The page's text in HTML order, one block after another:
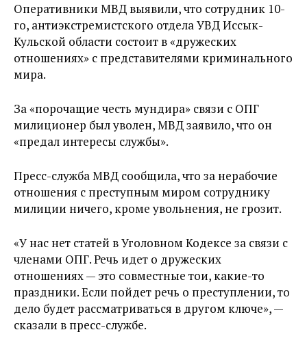
Оперативники МВД выявили, что сотрудник 10-
го, антиэкстремистского отдела УВД Иссык-
Кульской области состоит в «дружеских
отношениях» с представителями криминального
мира.
За «порочащие честь мундира» связи с ОПГ
милиционер был уволен, МВД заявило, что он
«предал интересы службы».
Пресс-служба МВД сообщила, что за нерабочие
отношения с преступным миром сотруднику
милиции ничего, кроме увольнения, не грозит.
«У нас нет статей в Уголовном Кодексе за связи с
членами ОПГ. Речь идет о дружеских
отношениях — это совместные тои, какие-то
праздники. Если пойдет речь о преступлении, то
дело будет рассматриваться в другом ключе», —
сказали в пресс-службе.